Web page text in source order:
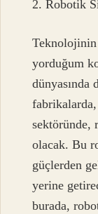
2. Robotik
Teknolojinin
yorduğum
dünyasında
sektöründe,
olacak. Bu
güçlerden
yerine
burada,